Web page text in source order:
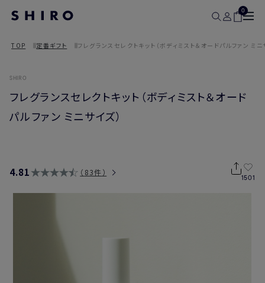
0
TOP 定番ギフト フレグランスセレクトキット（ボディミスト＆オードパルファン ミニ
SHIRO
フレグランスセレクトキット（ボディミスト＆オード
パルファン ミニサイズ）
4.81 83件
1501